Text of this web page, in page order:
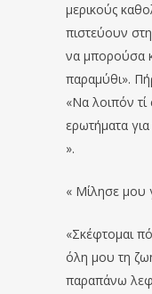
μερικούς
πιστεύουν
να μπορούσα
παραμύθι».
«Να λοιπόν
ερωτήματα για
».
« Μίλησε μου
«Σκέφτομαι
όλη μου τη
παραπάνω